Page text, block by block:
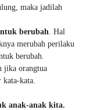
maka jadilah
berubah . Hal
merubah perilaku
berubah.
jika orangtua
kata.
anak-anak kita.